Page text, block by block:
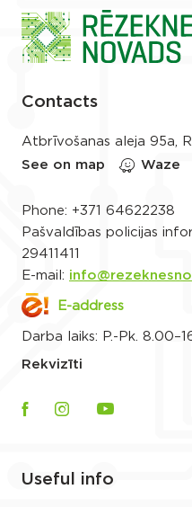
Contacts
Atbrīvošanas aleja 95a,
See on map
Waze
Phone: +371 64622238
Pašvaldības policijas
29411411
E-mail:
E-address
Darba laiks: P.-Pk.
Rekvizīti
Useful info